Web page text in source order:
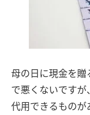
母の日に現金を贈
で悪くないです
代用できるもの